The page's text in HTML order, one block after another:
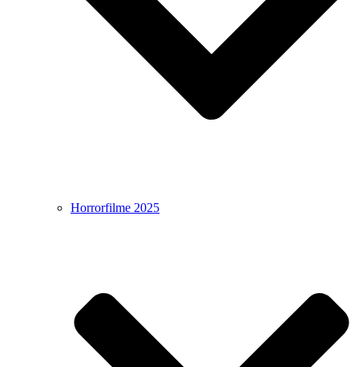
Horrorfilme 2025